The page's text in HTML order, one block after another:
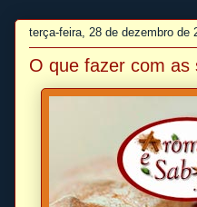
terça-feira, 28 de dezembro de
O que fazer com as